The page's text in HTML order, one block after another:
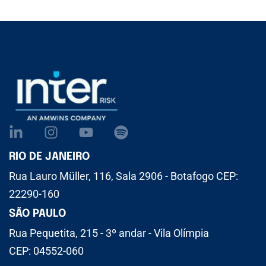
RIO DE JANEIRO
Rua Lauro Müller, 116, Sala 2906 - Botafogo CEP:
22290-160
SÃO PAULO
Rua Pequetita, 215 - 3º andar - Vila Olímpia
CEP: 04552-060